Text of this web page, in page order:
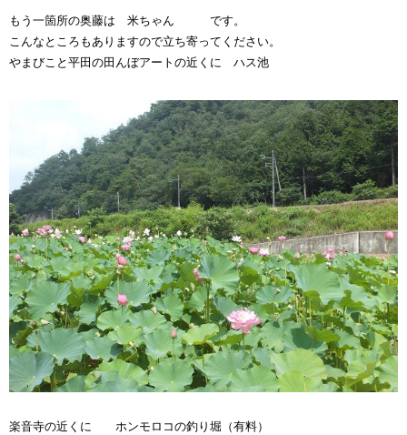
もう一箇所の奥藤は 米ちゃん です。
こんなところもありますので立ち寄ってください。
やまびこと平田の田んぼアートの近くに ハス池
楽音寺の近くに ホンモロコの釣り堀（有料）